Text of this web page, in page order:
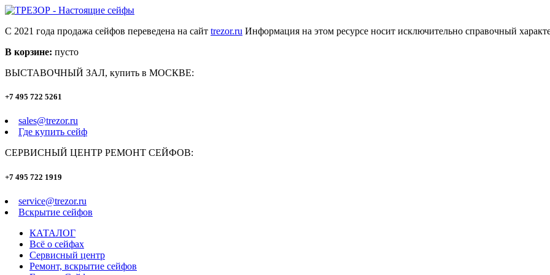
С 2021 года продажа сейфов переведена на сайт trezor.ru Информация на этом ресурсе носит исключительно справочный
В корзине: пусто
ВЫСТАВОЧНЫЙ ЗАЛ, купить в МОСКВЕ:
+7 495 722 5261
sales@trezor.ru
Где купить сейф
СЕРВИСНЫЙ ЦЕНТР РЕМОНТ СЕЙФОВ:
+7 495 722 1919
service@trezor.ru
Вскрытие сейфов
КАТАЛОГ
Всё о сейфах
Сервисный центр
Ремонт, вскрытие сейфов